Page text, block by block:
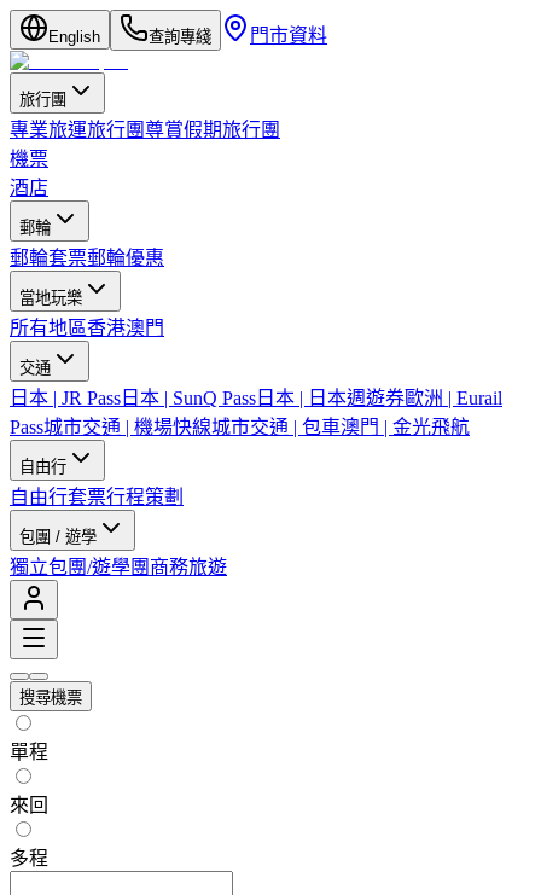
English 查詢專綫 門市資料
旅行團
專業旅運旅行團尊賞假期旅行團
機票
酒店
郵輪
郵輪套票郵輪優惠
當地玩樂
所有地區香港澳門
交通
日本 | JR Pass 日本 | SunQ Pass 日本 | 日本週遊券歐洲 | Eurail
Pass城市交通 | 機場快線城市交通 | 包車澳門 | 金光飛航
自由行
自由行套票行程策劃
包團 / 遊學
獨立包團/遊學團 商務旅遊
搜尋機票
單程
來回
多程